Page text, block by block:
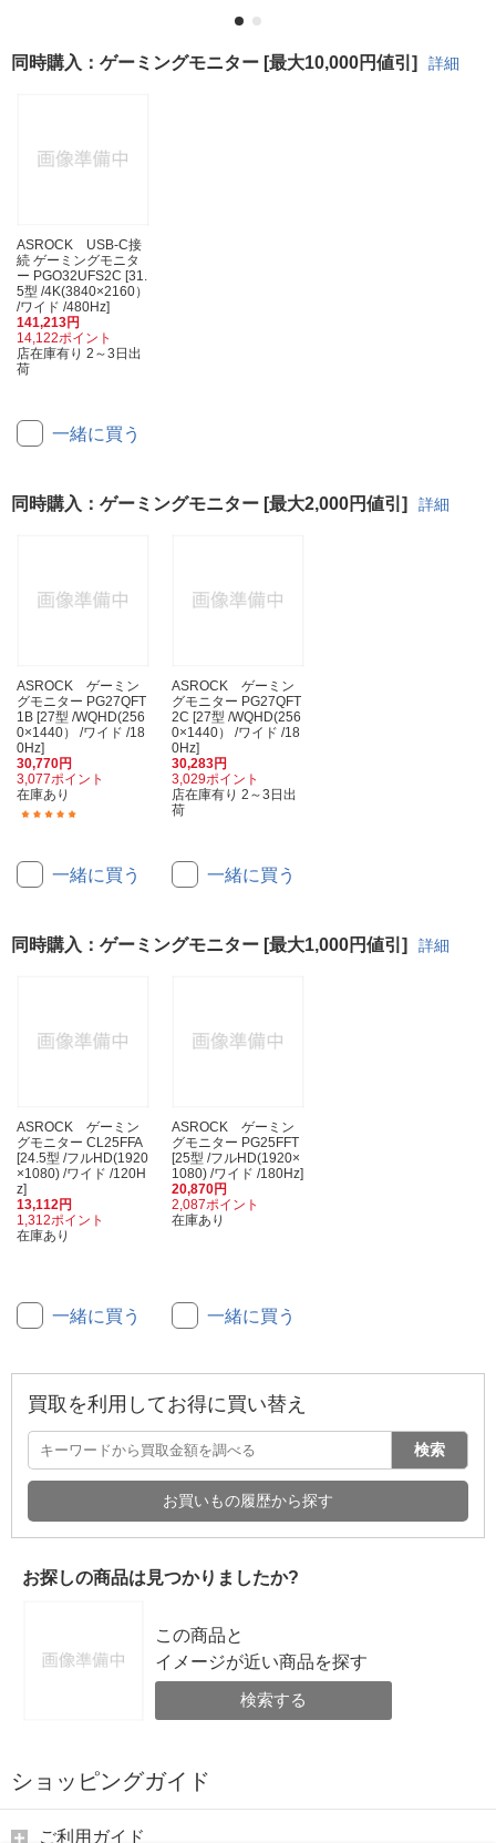
同時購入：ゲーミングモニター [最大10,000円値引] 詳細
ASROCK USB-C接
続 ゲーミングモニタ
ー PGO32UFS2C [31.
5型 /4K(3840×2160）
/ワイド /480Hz]
141,213円
14,122ポイント
店在庫有り 2～3日出
荷
一緒に買う
同時購入：ゲーミングモニター [最大2,000円値引] 詳細
ASROCK ゲーミン
グモニター PG27QFT
1B [27型 /WQHD(256
0×1440） /ワイド /18
0Hz]
30,770円
3,077ポイント
在庫あり
一緒に買う
ASROCK ゲーミン
グモニター PG27QFT
2C [27型 /WQHD(256
0×1440） /ワイド /18
0Hz]
30,283円
3,029ポイント
店在庫有り 2～3日出
荷
一緒に買う
同時購入：ゲーミングモニター [最大1,000円値引] 詳細
ASROCK ゲーミン
グモニター CL25FFA
[24.5型 /フルHD(1920
×1080) /ワイド /120H
z]
13,112円
1,312ポイント
在庫あり
一緒に買う
ASROCK ゲーミン
グモニター PG25FFT
[25型 /フルHD(1920×
1080) /ワイド /180Hz]
20,870円
2,087ポイント
在庫あり
一緒に買う
買取を利用してお得に買い替え
検索
お買いもの履歴から探す
お探しの商品は見つかりましたか?
この商品と
イメージが近い商品を探す
検索する
ショッピングガイド
ご利用ガイド